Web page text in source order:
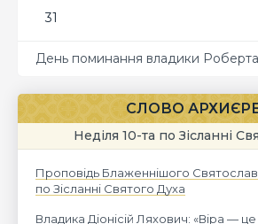
31
День поминання владики
СЛОВО
Неділя 10-та по Зісланні
Проповідь Блаженнішого
по Зісланні Святого Духа
Владика Діонісій Ляхович: «Віра —